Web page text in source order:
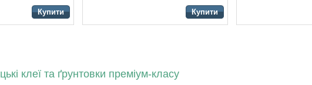
Купити Купити
клеї та ґрунтовки преміум-класу